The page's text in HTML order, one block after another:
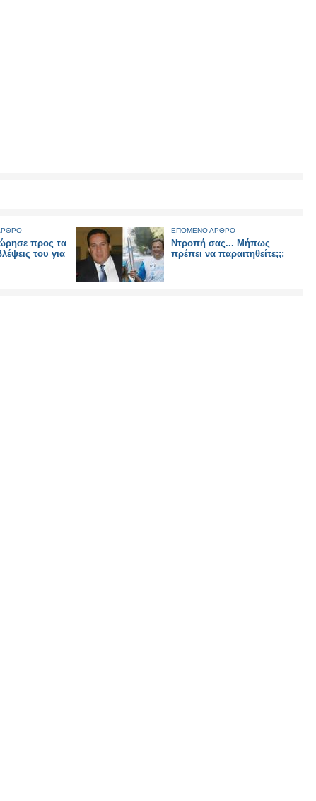
προς τα
του για
ΕΠΟΜΕΝΟ ΑΡΘΡΟ
Ντροπή σας... Μήπως
πρέπει να παραιτηθείτε;;;